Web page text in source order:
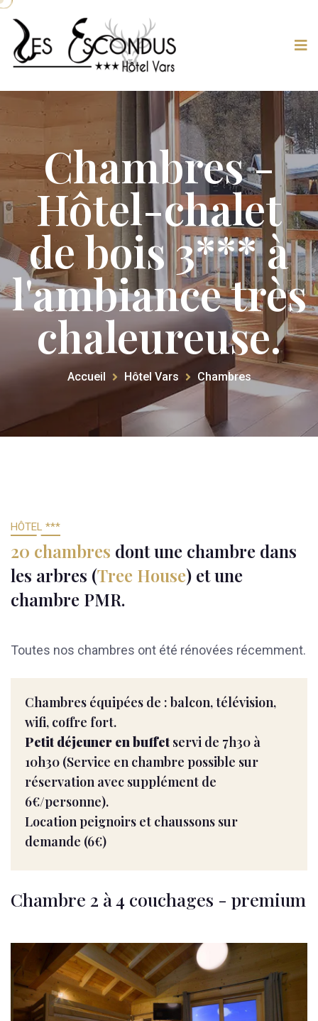
Chambres -
Hôtel-chalet
de bois 3*** à
l'ambiance très
chaleureuse.
Accueil Hôtel Vars Chambres
HÔTEL ***
20 chambres dontune chambre dans
les arbres (Tree House) etune
chambre PMR.
Toutes nos chambres ont été rénovées récemment.
Chambres équipées de : balcon, télévision,
wifi, coffre fort.
Petit déjeuner en buffet servi de 7h30 à
10h30 (Service en chambre possible sur
réservation avec supplément de
6€/personne).
Location peignoirs et chaussons sur
demande (6€)
Chambre 2 à 4 couchages - premium